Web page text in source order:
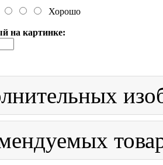
Хорошо
на картинке: